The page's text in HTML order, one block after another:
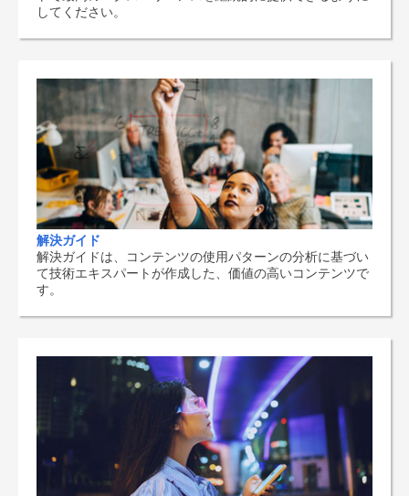
してください。
解決ガイド
解決ガイドは、コンテンツの使用パターンの分析に基づい
て技術エキスパートが作成した、価値の高いコンテンツで
す。